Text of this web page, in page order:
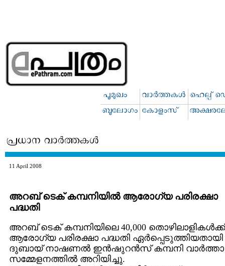
11 April 2008
അറബ് ടെക് കമ്പനിയില്‍ ആരോഗ്യ പരിരക്ഷാ
പദ്ധതി
അറബ് ടെക് കമ്പനിയിലെ 40,000 തൊഴിലാളികള്‍ക്ക്
ആരോഗ്യ പരിരക്ഷാ പദ്ധതി ഏര്‍പ്പെടുത്തിയതായി
ദുബായ് നാഷണല്‍ ഇന്‍ഷുറന്‍സ് കമ്പനി വാര്‍ത്താ
സമ്മേളനത്തില്‍ അറിയിച്ചു.